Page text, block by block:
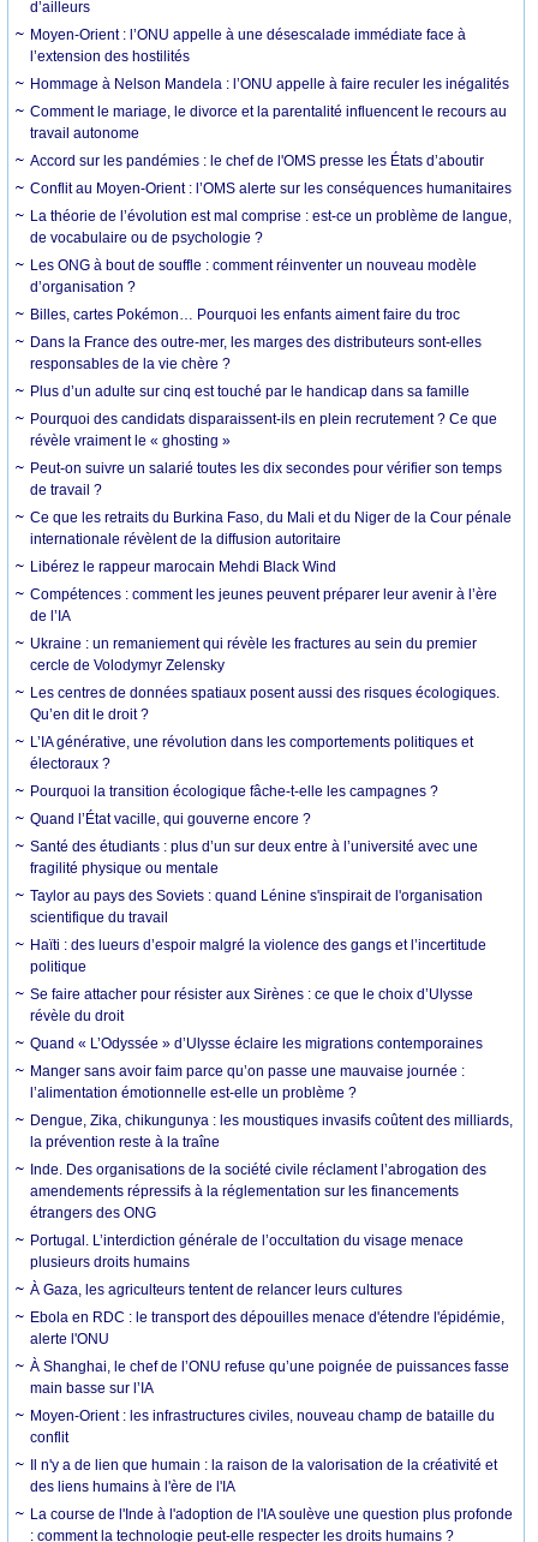
d’ailleurs
Moyen-Orient : l’ONU appelle à une désescalade immédiate face à
l’extension des hostilités
Hommage à Nelson Mandela : l’ONU appelle à faire reculer les inégalités
Comment le mariage, le divorce et la parentalité influencent le recours au
travail autonome
Accord sur les pandémies : le chef de l'OMS presse les États d’aboutir
Conflit au Moyen-Orient : l’OMS alerte sur les conséquences humanitaires
La théorie de l’évolution est mal comprise : est-ce un problème de langue,
de vocabulaire ou de psychologie ?
Les ONG à bout de souffle : comment réinventer un nouveau modèle
d’organisation ?
Billes, cartes Pokémon… Pourquoi les enfants aiment faire du troc
Dans la France des outre-mer, les marges des distributeurs sont-elles
responsables de la vie chère ?
Plus d’un adulte sur cinq est touché par le handicap dans sa famille
Pourquoi des candidats disparaissent-ils en plein recrutement ? Ce que
révèle vraiment le « ghosting »
Peut-on suivre un salarié toutes les dix secondes pour vérifier son temps
de travail ?
Ce que les retraits du Burkina Faso, du Mali et du Niger de la Cour pénale
internationale révèlent de la diffusion autoritaire
Libérez le rappeur marocain Mehdi Black Wind
Compétences : comment les jeunes peuvent préparer leur avenir à l’ère
de l’IA
Ukraine : un remaniement qui révèle les fractures au sein du premier
cercle de Volodymyr Zelensky
Les centres de données spatiaux posent aussi des risques écologiques.
Qu’en dit le droit ?
L’IA générative, une révolution dans les comportements politiques et
électoraux ?
Pourquoi la transition écologique fâche-t-elle les campagnes ?
Quand l’État vacille, qui gouverne encore ?
Santé des étudiants : plus d’un sur deux entre à l’université avec une
fragilité physique ou mentale
Taylor au pays des Soviets : quand Lénine s'inspirait de l'organisation
scientifique du travail
Haïti : des lueurs d’espoir malgré la violence des gangs et l’incertitude
politique
Se faire attacher pour résister aux Sirènes : ce que le choix d’Ulysse
révèle du droit
Quand « L’Odyssée » d’Ulysse éclaire les migrations contemporaines
Manger sans avoir faim parce qu’on passe une mauvaise journée :
l’alimentation émotionnelle est-elle un problème ?
Dengue, Zika, chikungunya : les moustiques invasifs coûtent des milliards,
la prévention reste à la traîne
Inde. Des organisations de la société civile réclament l’abrogation des
amendements répressifs à la réglementation sur les financements
étrangers des ONG
Portugal. L’interdiction générale de l’occultation du visage menace
plusieurs droits humains
À Gaza, les agriculteurs tentent de relancer leurs cultures
Ebola en RDC : le transport des dépouilles menace d'étendre l'épidémie,
alerte l'ONU
À Shanghai, le chef de l’ONU refuse qu’une poignée de puissances fasse
main basse sur l’IA
Moyen-Orient : les infrastructures civiles, nouveau champ de bataille du
conflit
Il n'y a de lien que humain : la raison de la valorisation de la créativité et
des liens humains à l'ère de l'IA
La course de l'Inde à l'adoption de l'IA soulève une question plus profonde
: comment la technologie peut-elle respecter les droits humains ?